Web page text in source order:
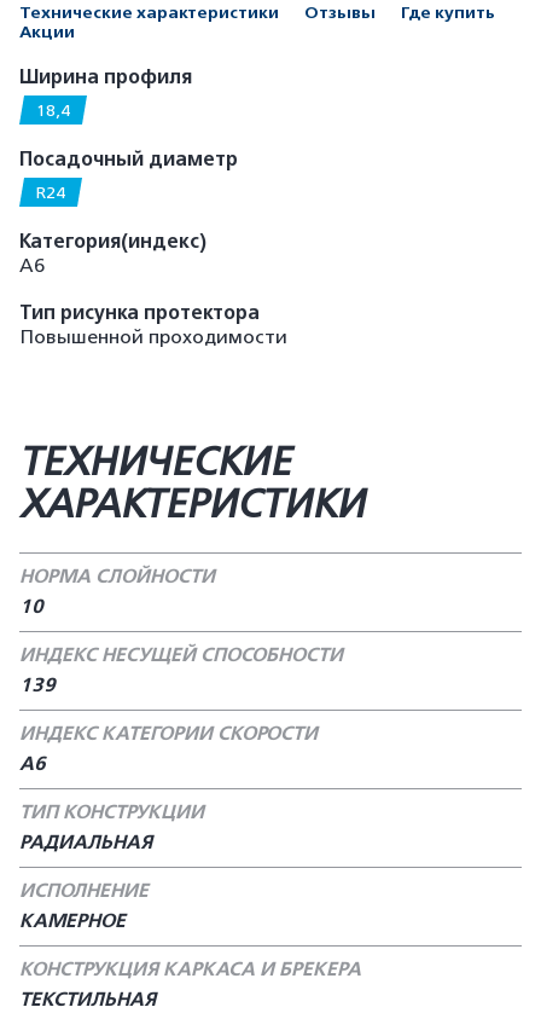
Технические характеристики Отзывы
Где купить
Акции
Ширина профиля
18,4
Посадочный диаметр
R24
Категория(индекс)
А6
Тип рисунка протектора
Повышенной проходимости
ТЕХНИЧЕСКИЕ
ХАРАКТЕРИСТИКИ
НОРМА СЛОЙНОСТИ
10
ИНДЕКС НЕСУЩЕЙ СПОСОБНОСТИ
139
ИНДЕКС КАТЕГОРИИ СКОРОСТИ
А6
ТИП КОНСТРУКЦИИ
РАДИАЛЬНАЯ
ИСПОЛНЕНИЕ
КАМЕРНОЕ
КОНСТРУКЦИЯ КАРКАСА И БРЕКЕРА
ТЕКСТИЛЬНАЯ